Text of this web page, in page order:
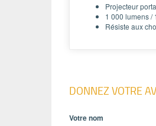
Projecteur
1 000 lumens /
Résiste aux
DONNEZ VOTRE
Votre nom